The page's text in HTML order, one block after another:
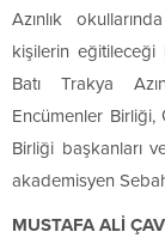
Azınlık
kişilerin eğitileceği
Batı Trakya
Encümenler
Birliği başkanları
akademisyen
MUSTAFA ALİ